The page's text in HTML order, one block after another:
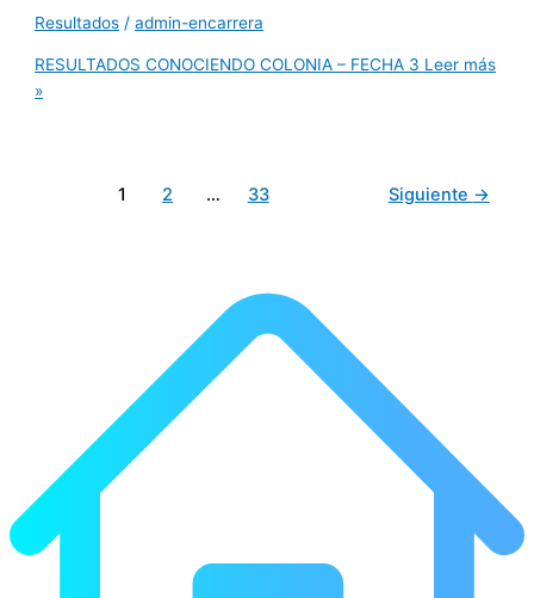
Resultados /admin-encarrera
RESULTADOS CONOCIENDO COLONIA – FECHA 3 Leer más
»
1 2 … 33 Siguiente →